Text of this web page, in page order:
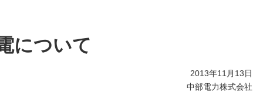
について
2013年11月13日
中部電力株式会社